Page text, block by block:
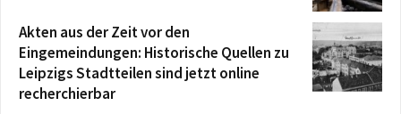
Akten aus der Zeit vor den
Eingemeindungen: Historische Quellen zu
Leipzigs Stadtteilen sind jetzt online
recherchierbar